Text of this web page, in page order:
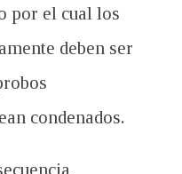
por el cual los
deben ser
condenados.